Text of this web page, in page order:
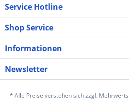
Service Hotline
Shop Service
Informationen
Newsletter
* Alle Preise verstehen sich zzgl.